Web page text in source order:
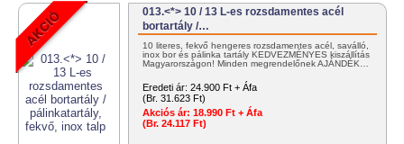
013.<*> 10 / 13 L-es rozsdamentes acél
bortartály /…
10 literes, fekvő hengeres rozsdamentes acél, saválló,
inox bor és pálinka tartály KEDVEZMÉNYES kiszállítás
Magyarországon! Minden megrendelőnek AJÁNDÉK…
Eredeti ár: 24.900 Ft + Áfa
(Br. 31.623 Ft)
Akciós ár: 18.990 Ft + Áfa
(Br. 24.117 Ft)